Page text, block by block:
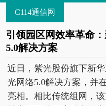
C114通信网
引领园区网效率革命
5.0解决方案
近日，紫光股份旗下新
光网络5.0解决方案，并
亮相。相比传统组网，